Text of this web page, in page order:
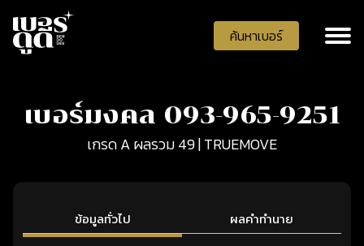
ค้นหาเบอร์
เบอร์มงคล 093-965-9251
เกรด A ผลรวม 49 | TRUEMOVE
ข้อมูลทั่วไป ผลคำทำนาย